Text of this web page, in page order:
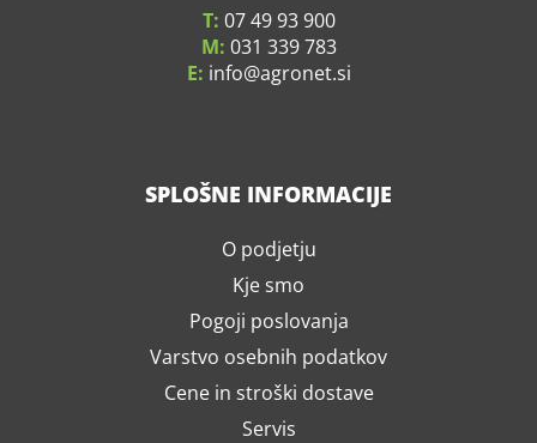
T: 07 49 93 900
M: 031 339 783
E: info agronet.si
SPLOŠNE INFORMACIJE
O podjetju
Kje smo
Pogoji poslovanja
Varstvo osebnih podatkov
Cene in stroški dostave
Servis